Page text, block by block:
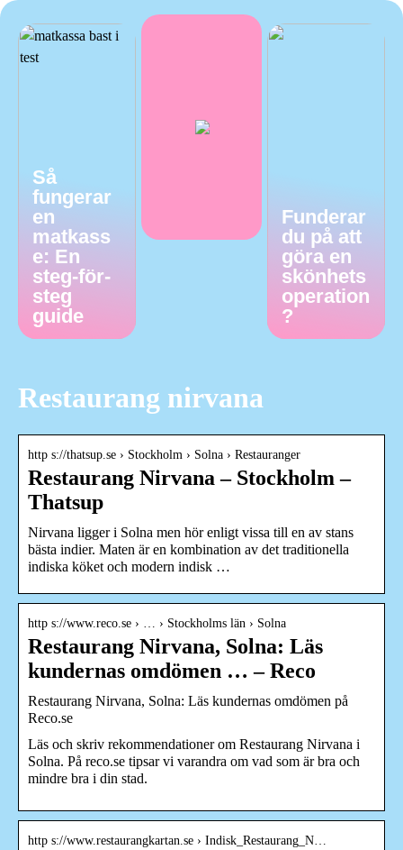
Så
fungerar
en
matkass
e: En
steg-för-
steg
guide
Funderar
du på att
göra en
skönhets
operation
?
Restaurang nirvana
http s://thatsup.se › Stockholm › Solna › Restauranger
Restaurang Nirvana – Stockholm –
Thatsup
Nirvana ligger i Solna men hör enligt vissa till en av stans
bästa indier. Maten är en kombination av det traditionella
indiska köket och modern indisk …
http s://www.reco.se › … › Stockholms län › Solna
Restaurang Nirvana, Solna: Läs
kundernas omdömen … – Reco
Restaurang Nirvana, Solna: Läs kundernas omdömen på
Reco.se
Läs och skriv rekommendationer om Restaurang Nirvana i
Solna. På reco.se tipsar vi varandra om vad som är bra och
mindre bra i din stad.
http s://www.restaurangkartan.se › Indisk_Restaurang_N…